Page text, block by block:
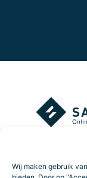
Wij maken gebruik